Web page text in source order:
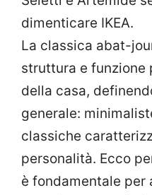
dimenticare IKEA.
La classica abat-
struttura e funzione
della casa,
generale:
classiche
personalità. Ecco
è fondamentale per